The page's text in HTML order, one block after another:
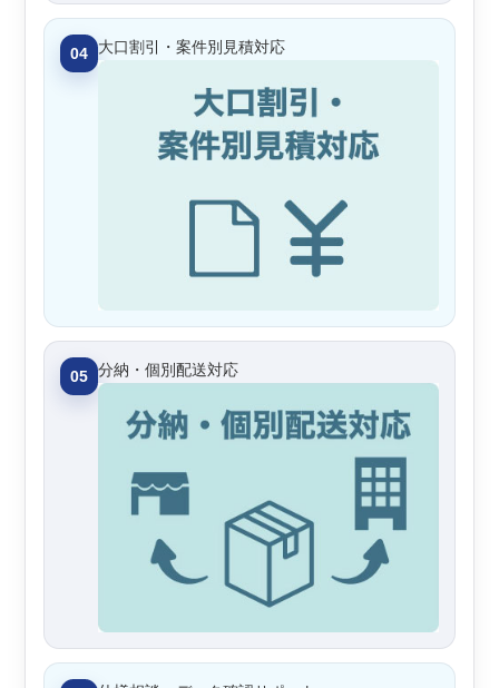
04 大口割引・案件別見積対応
05 分納・個別配送対応